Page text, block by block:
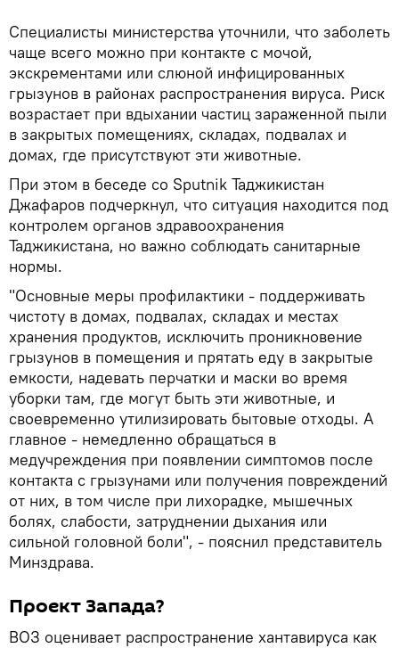
Специалисты министерства уточнили, что заболеть
чаще всего можно при контакте с мочой,
экскрементами или слюной инфицированных
грызунов в районах распространения вируса. Риск
возрастает при вдыхании частиц зараженной пыли
в закрытых помещениях, складах, подвалах и
домах, где присутствуют эти животные.
При этом в беседе со Sputnik Таджикистан
Джафаров подчеркнул, что ситуация находится под
контролем органов здравоохранения
Таджикистана, но важно соблюдать санитарные
нормы.
"Основные меры профилактики - поддерживать
чистоту в домах, подвалах, складах и местах
хранения продуктов, исключить проникновение
грызунов в помещения и прятать еду в закрытые
емкости, надевать перчатки и маски во время
уборки там, где могут быть эти животные, и
своевременно утилизировать бытовые отходы. А
главное - немедленно обращаться в
медучреждения при появлении симптомов после
контакта с грызунами или получения повреждений
от них, в том числе при лихорадке, мышечных
болях, слабости, затруднении дыхания или
сильной головной боли", - пояснил представитель
Минздрава.
Проект Запада?
ВОЗ оценивает распространение хантавируса как